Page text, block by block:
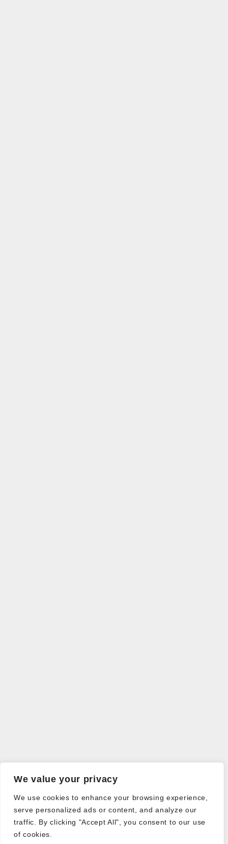
We value your privacy
We use cookies to enhance your browsing experience,
serve personalized ads or content, and analyze our
traffic. By clicking "Accept All", you consent to our use
of cookies.